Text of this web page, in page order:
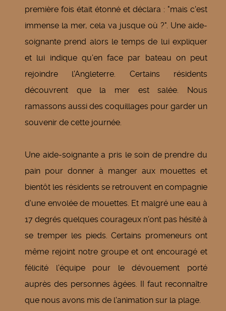
première fois était étonné et déclara : "mais c'est
immense la mer, cela va jusque où ?". Une aide‑
soignante prend alors le temps de lui expliquer
et lui indique qu'en face par bateau on peut
rejoindre l'Angleterre. Certains résidents
découvrent que la mer est salée. Nous
ramassons aussi des coquillages pour garder un
souvenir de cette journée.
Une aide‑soignante a pris le soin de prendre du
pain pour donner à manger aux mouettes et
bientôt les résidents se retrouvent en compagnie
d'une envolée de mouettes. Et malgré une eau à
17 degrés quelques courageux n'ont pas hésité à
se tremper les pieds. Certains promeneurs ont
même rejoint notre groupe et ont encouragé et
félicité l'équipe pour le dévouement porté
auprès des personnes âgées. II faut reconnaître
que nous avons mis de l'animation sur la plage.